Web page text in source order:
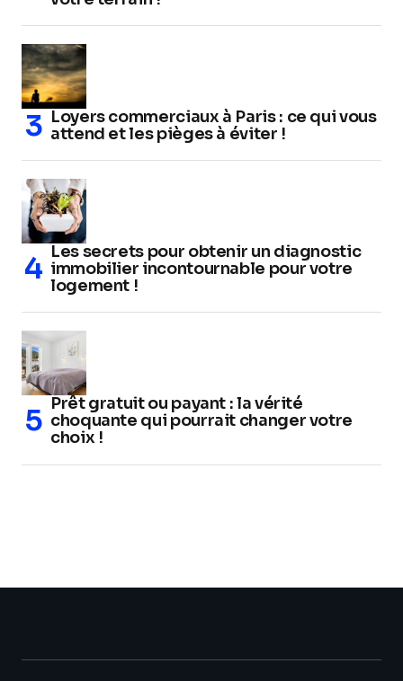
Loyers commerciaux à Paris : ce qui vous
attend et les pièges à éviter !
Les secrets pour obtenir un diagnostic
immobilier incontournable pour votre
logement !
Prêt gratuit ou payant : la vérité
choquante qui pourrait changer votre
choix !